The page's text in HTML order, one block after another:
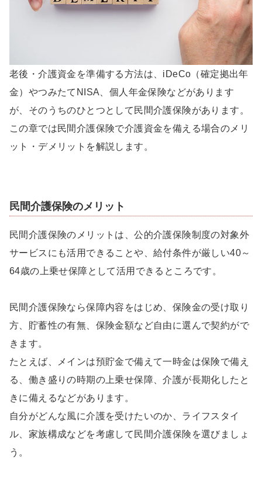
老後・介護資金を準備する方法は、iDeCo（確定拠出年
金）やつみたてNISA、個人年金保険などがあります
が、そのうちのひとつとして民間介護保険があります。
この章では民間介護保険で介護資金を備える場合のメリ
ット・デメリットを解説します。
民間介護保険のメリット
民間介護保険のメリットは、公的介護保険制度の対象外
サービスにも活用できることや、給付条件が厳しい40～
64歳の上乗せ保障として活用できるところです。
民間介護保険なら保障内容をはじめ、保険金の受け取り
方、貯蓄性の有無、保険金額など自由に選んで契約がで
きます。
たとえば、メインは預貯金で備えて一時金は保険で備え
る、働き盛りの時期の上乗せ保障、介護が長期化したと
きに備えるなどがあります。
自分がどんな風に介護を受けたいのか、ライフスタイ
ル、家族構成などを考慮して民間介護保険を選びましょ
う。